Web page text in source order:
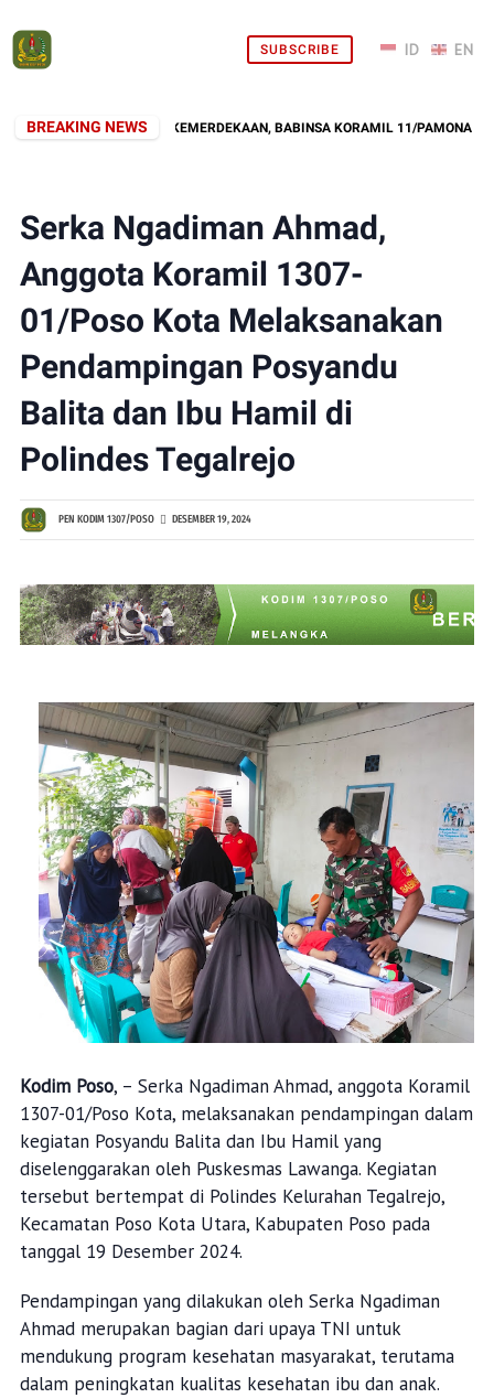
SUBSCRIBE
BREAKING NEWS
ROYONG SAMBUT KEMERDEKAAN, BABINSA KORAMIL 11/PAMONA
Serka Ngadiman Ahmad,
Anggota Koramil 1307-
01/Poso Kota Melaksanakan
Pendampingan Posyandu
Balita dan Ibu Hamil di
Polindes Tegalrejo
PEN KODIM 1307/POSO DESEMBER 19, 2024
Kodim Poso, – Serka Ngadiman Ahmad, anggota Koramil
1307-01/Poso Kota, melaksanakan pendampingan dalam
kegiatan Posyandu Balita dan Ibu Hamil yang
diselenggarakan oleh Puskesmas Lawanga. Kegiatan
tersebut bertempat di Polindes Kelurahan Tegalrejo,
Kecamatan Poso Kota Utara, Kabupaten Poso pada
tanggal 19 Desember 2024.
Pendampingan yang dilakukan oleh Serka Ngadiman
Ahmad merupakan bagian dari upaya TNI untuk
mendukung program kesehatan masyarakat, terutama
dalam peningkatan kualitas kesehatan ibu dan anak.